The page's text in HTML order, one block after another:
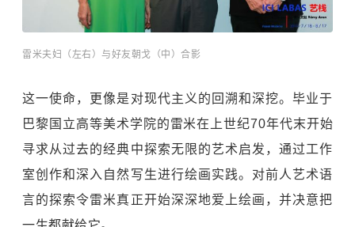
雷米夫妇（左右）与好友朝戈（中）合影
这一使命，更像是对现代主义的回溯和深挖。毕业于
巴黎国立高等美术学院的雷米在上世纪70年代末开始
寻求从过去的经典中探索无限的艺术启发，通过工作
室创作和深入自然写生进行绘画实践。对前人艺术语
言的探索令雷米真正开始深深地爱上绘画，并决意把